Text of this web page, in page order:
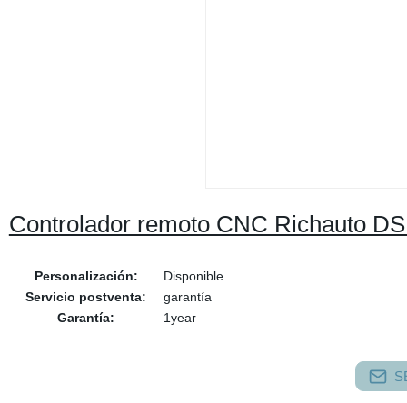
Controlador remoto CNC Richauto
Personalización:
Disponible
Servicio postventa:
garantía
Garantía:
1year